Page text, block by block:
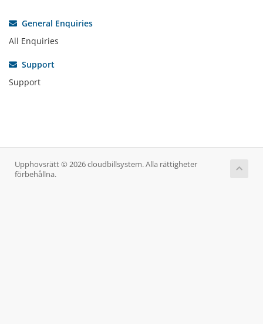
General Enquiries
All Enquiries
Support
Support
Upphovsrätt © 2026 cloudbillsystem. Alla rättigheter
förbehållna.